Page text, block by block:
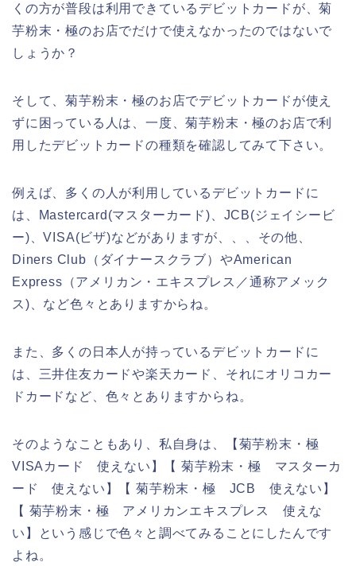
くの方が普段は利用できているデビットカードが、菊
芋粉末・極のお店でだけで使えなかったのではないで
しょうか？
そして、菊芋粉末・極のお店でデビットカードが使え
ずに困っている人は、一度、菊芋粉末・極のお店で利
用したデビットカードの種類を確認してみて下さい。
例えば、多くの人が利用しているデビットカードに
は、Mastercard(マスターカード)、JCB(ジェイシービ
ー)、VISA(ビザ)などがありますが、、、その他、
Diners Club（ダイナースクラブ）やAmerican
Express（アメリカン・エキスプレス／通称アメック
ス)、など色々とありますからね。
また、多くの日本人が持っているデビットカードに
は、三井住友カードや楽天カード、それにオリコカー
ドカードなど、色々とありますからね。
そのようなこともあり、私自身は、【菊芋粉末・極
VISAカード 使えない】【 菊芋粉末・極 マスターカ
ード 使えない】【 菊芋粉末・極 JCB 使えない】
【 菊芋粉末・極 アメリカンエキスプレス 使えな
い】という感じで色々と調べてみることにしたんです
よね。